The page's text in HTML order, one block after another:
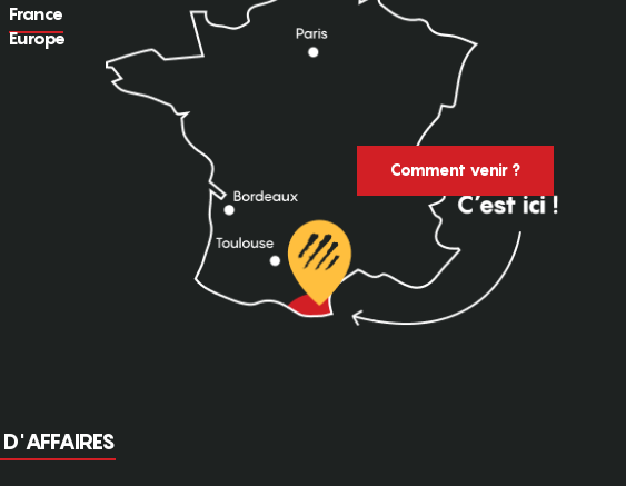
France
Europe
Comment venir ?